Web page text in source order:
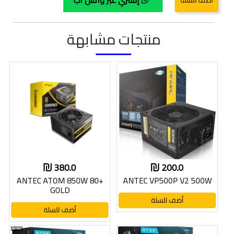
منتجات مشابهة
200.0
ANTEC VP500P V2 500W
أضف للسلة
380.0
ANTEC ATOM 850W 80+
GOLD
أضف للسلة